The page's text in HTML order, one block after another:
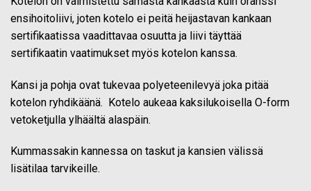
ensihoitoliivi, joten kotelo ei peitä heijastavan kankaan
sertifikaatissa vaadittavaa osuutta ja liivi täyttää
sertifikaatin vaatimukset myös kotelon kanssa.
Kansi ja pohja ovat tukevaa polyeteenilevyä joka pitää
kotelon ryhdikäänä. Kotelo aukeaa kaksilukoisella O-form
vetoketjulla ylhäältä alaspäin.
Kummassakin kannessa on taskut ja kansien välissä
lisätilaa tarvikeille.